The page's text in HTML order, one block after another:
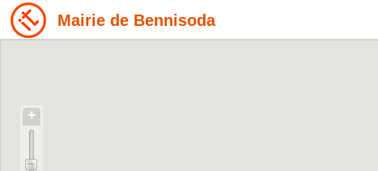
Mairie de Bennisoda
+